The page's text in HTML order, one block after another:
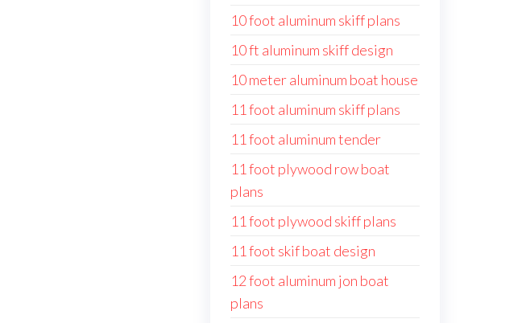
10 foot aluminum skiff plans
10 ft aluminum skiff design
10 meter aluminum boat house
11 foot aluminum skiff plans
11 foot aluminum tender
11 foot plywood row boat
plans
11 foot plywood skiff plans
11 foot skif boat design
12 foot aluminum jon boat
plans